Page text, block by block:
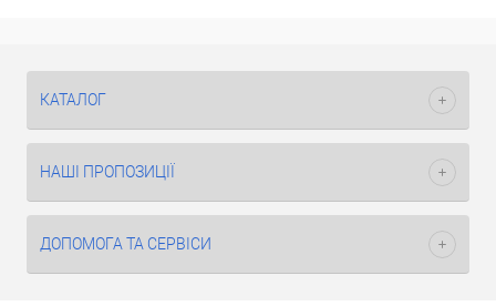
КАТАЛОГ
НАШІ ПРОПОЗИЦІЇ
ДОПОМОГА ТА СЕРВІСИ